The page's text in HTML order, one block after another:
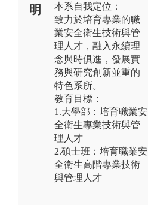
明
本系自我定位：
致力於培育專業的職
業安全衛生技術與管
理人才，融入永續理
念與時俱進，發展實
務與研究創新並重的
特色系所。
教育目標：
1.大學部：培育職業安
全衛生專業技術與管
理人才
2.碩士班：培育職業安
全衛生高階專業技術
與管理人才